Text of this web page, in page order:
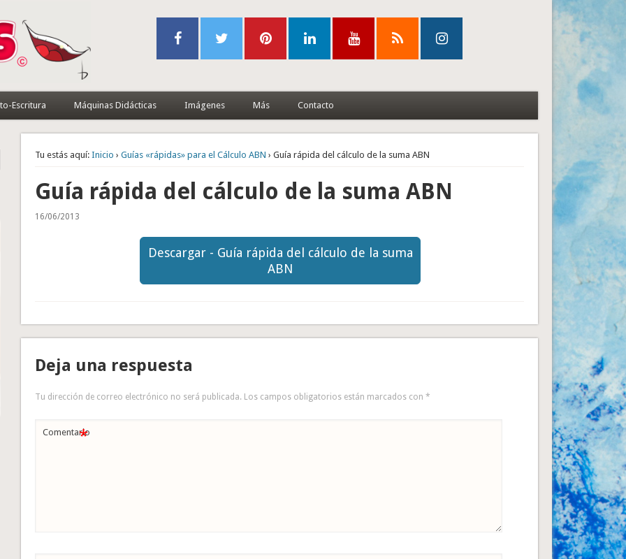
Escritura Máquinas Didácticas Imágenes Más Contacto
Tu estás aquí: Inicio ›Guías «rápidas» para el Cálculo ABN › Guía rápida del cálculo de la suma ABN
Guía rápida del cálculo de la suma ABN
16/06/2013
Descargar - Guía rápida del cálculo de la suma
ABN
Deja una respuesta
Tu dirección de correo electrónico no será publicada. Los campos obligatorios están marcados con*
Comentario
*